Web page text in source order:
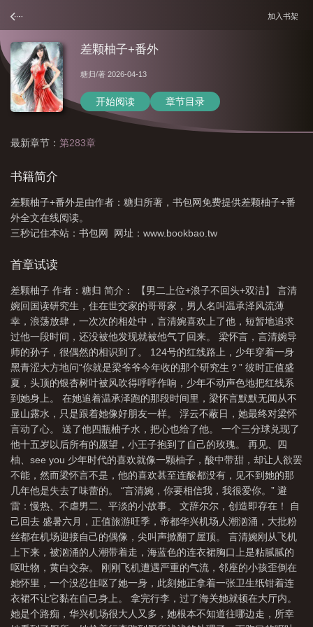
加入书架
差颗柚子+番外
糖归/著 2026-04-13
开始阅读 章节目录
最新章节： 第283章
书籍简介
差颗柚子+番外是由作者：糖归所著，书包网免费提供差颗柚子+番
外全文在线阅读。
三秒记住本站：书包网 网址：www.bookbao.tw
首章试读
差颗柚子 作者：糖归 简介： 【男二上位+浪子不回头+双洁】 言清
婉回国读研究生，住在世交家的哥哥家，男人名叫温承泽风流薄
幸，浪荡放肆，一次次的相处中，言清婉喜欢上了他，短暂地追求
过他一段时间，还没被他发现就被他气了回来。 梁怀言，言清婉导
师的孙子，很偶然的相识到了。 124号的红线路上，少年穿着一身
黑青涩大方地问“你就是梁爷爷今年收的那个研究生？” 彼时正值盛
夏，头顶的银杏树叶被风吹得呼呼作响，少年不动声色地把红线系
到她身上。 在她追着温承泽跑的那段时间里，梁怀言默默无闻从不
显山露水，只是跟着她像好朋友一样。 浮云不蔽日，她最终对梁怀
言动了心。 送了他四瓶柚子水，把心也给了他。 一个三分球兑现了
他十五岁以后所有的愿望，小王子抱到了自己的玫瑰。 再见、四
柚、see you 少年时代的喜欢就像一颗柚子，酸中带甜，却让人欲罢
不能，然而梁怀言不是，他的喜欢甚至连酸都没有，见不到她的那
几年他是失去了味蕾的。 “言清婉，你要相信我，我很爱你。” 避
雷：慢热、不虐男二、平淡的小故事。 文辞尔尔，创造即存在！ 自
己回去 盛暑六月，正值旅游旺季，帝都华兴机场人潮汹涌，大批粉
丝都在机场迎接自己的偶像，尖叫声掀翻了屋顶。 言清婉刚从飞机
上下来，被汹涌的人潮带着走，海蓝色的连衣裙胸口上是粘腻腻的
呕吐物，黄白交杂。 刚刚飞机遭遇严重的气流，邻座的小孩歪倒在
她怀里，一个没忍住呕了她一身，此刻她正拿着一张卫生纸钳着连
衣裙不让它黏在自己身上。 拿完行李，过了海关她就顿在大厅内。
她是个路痴，华兴机场很大人又多，她根本不知道往哪边走，所幸